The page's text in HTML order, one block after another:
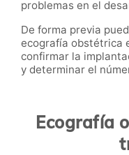
problemas en el
De forma previa
ecografía obstétrica
confirmar la
y determinar el
Ecografía